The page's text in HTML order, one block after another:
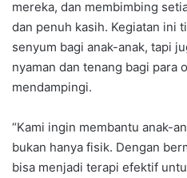
mereka, dan membimbing
dan penuh kasih. Kegiatan ini
senyum bagi anak-anak, tapi
nyaman dan tenang bagi para
mendampingi.
“Kami ingin membantu anak-
bukan hanya fisik. Dengan
bisa menjadi terapi efektif